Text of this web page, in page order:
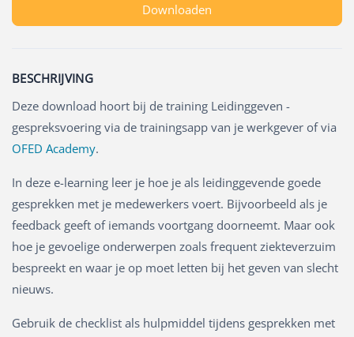
Downloaden
BESCHRIJVING
Deze download hoort bij de training Leidinggeven -
gespreksvoering via de trainingsapp van je werkgever of via
OFED Academy.
In deze e-learning leer je hoe je als leidinggevende goede
gesprekken met je medewerkers voert. Bijvoorbeeld als je
feedback geeft of iemands voortgang doorneemt. Maar ook
hoe je gevoelige onderwerpen zoals frequent ziekteverzuim
bespreekt en waar je op moet letten bij het geven van slecht
nieuws.
Gebruik de checklist als hulpmiddel tijdens gesprekken met